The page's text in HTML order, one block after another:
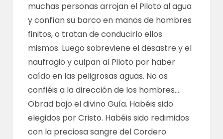
muchas personas arrojan el Piloto al agua
y confían su barco en manos de hombres
finitos, o tratan de conducirlo ellos
mismos. Luego sobreviene el desastre y el
naufragio y culpan al Piloto por haber
caído en las peligrosas aguas. No os
confiéis a la dirección de los hombres….
Obrad bajo el divino Guía. Habéis sido
elegidos por Cristo. Habéis sido redimidos
con la preciosa sangre del Cordero.